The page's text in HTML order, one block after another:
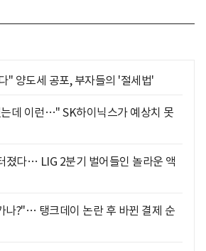
" 양도세 공포, 부자들의 '절세법'
데 이런…" SK하이닉스가 예상치 못
졌다… LIG 2분기 벌어들인 놀라운 액
나?"… 탱크데이 논란 후 바뀐 결제 순